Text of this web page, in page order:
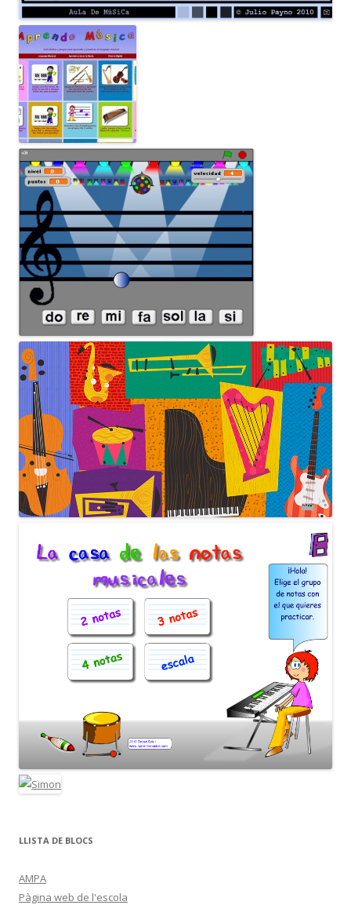
LLISTA DE BLOCS
AMPA
Pàgina web de l'escola